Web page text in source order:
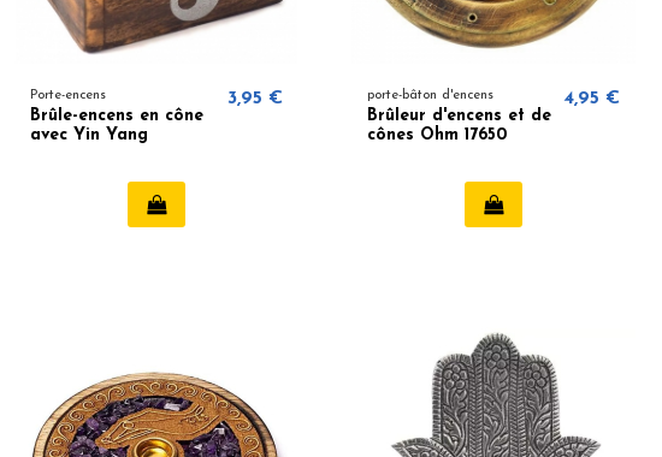
Porte-encens
Brûle-encens en cône
avec Yin Yang
3,95 € porte-bâton d'encens
Brûleur d'encens et de
cônes Ohm 17650
4,95 €